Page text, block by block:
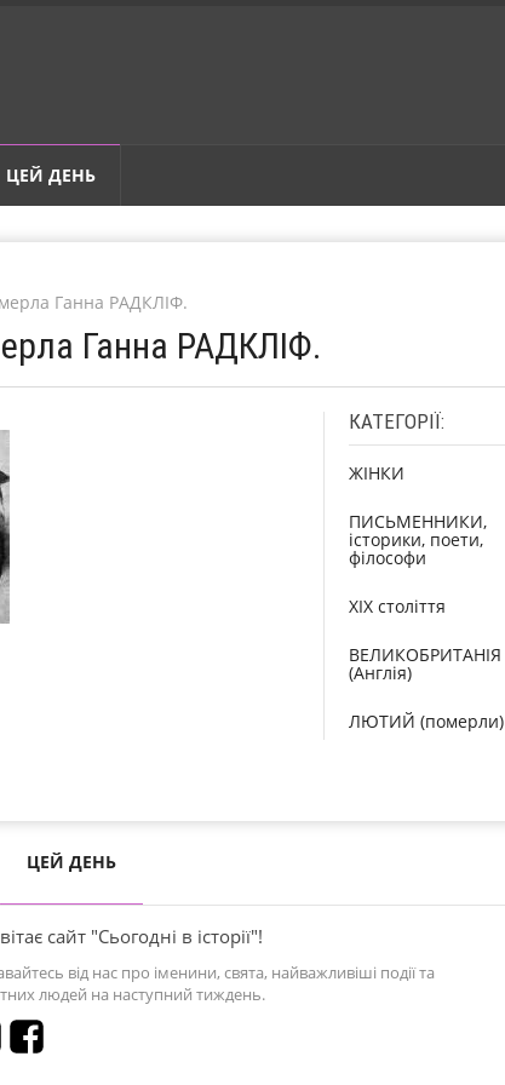
ЦЕЙ ДЕНЬ
Ганна РАДКЛІФ.
Ганна РАДКЛІФ.
КАТЕГОРІЇ:
ЖІНКИ
ПИСЬМЕННИКИ,
історики, поети,
філософи
XIX століття
ВЕЛИКОБРИТАНІЯ
(Англія)
ЛЮТИЙ (померли)
ЦЕЙ ДЕНЬ
сайт "Сьогодні в історії"!
від нас про іменини, свята, найважливіші події та
людей на наступний тиждень.